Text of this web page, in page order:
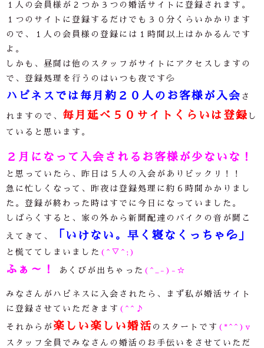
１人の会員様が２つか３つの婚活サイトに登録されます。
１つのサイトに登録するだけでも３０分くらいかかります
ので、１人の会員様の登録には１時間以上はかかるんです
よ。
しかも、昼間は他のスタッフがサイトにアクセスしますの
で、登録処理を行うのはいつも夜です💦
ハピネスでは毎月約２０人のお客様が入会 さ
れますので、 毎月延べ５０サイトくらいは登録 し
ていると思います。
２月になって入会されるお客様が少ないな！
と思っていたら、昨日は５人の入会がありビックリ！！
急に忙しくなって、昨夜は登録処理に約６時間かかりまし
た。登録が終わった時はすでに今日になっていました。
しばらくすると、家の外から新聞配達のバイクの音が聞こ
えてきて、 「いけない。早く寝なくっちゃ 💦
と慌ててしまいました (^▽^;)
ふぁ～！ あくびが出ちゃった (^_-)-☆
みなさんがハピネスに入会されたら、まず私が婚活サイト
に登録させていただきます (^^♪
それからが 楽しい楽しい婚活 のスタートです (*^^)v
スタッフ全員でみなさんの婚活のお手伝いをさせていただ